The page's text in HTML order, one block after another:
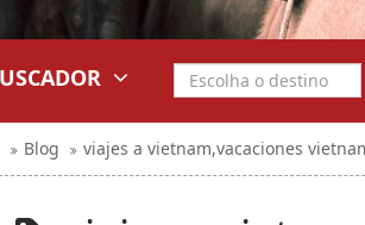
Blog viajes a vietnam,vacaciones